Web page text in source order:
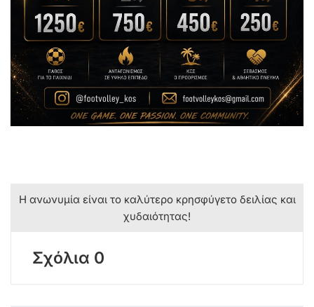
Η ανωνυμία είναι το καλύτερο κρησφύγετο δειλίας και
χυδαιότητας!
Σχόλια 0